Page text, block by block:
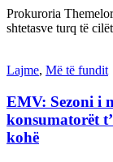
Prokuroria
shtetasve turq të
Lajme, Më të fundit
EMV: Sezoni i
konsumatorët
kohë